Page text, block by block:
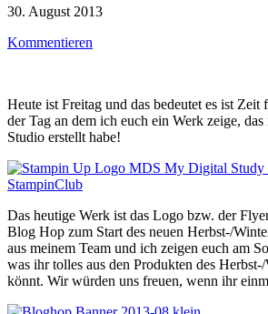
30. August 2013
Kommentieren
Heute ist Freitag und das bedeutet es ist
der Tag an dem ich euch ein Werk zeige,
Studio erstellt habe!
Das heutige Werk ist das Logo bzw. der
Blog Hop zum Start des neuen Herbst-/
aus meinem Team und ich zeigen euch am
was ihr tolles aus den Produkten des
könnt. Wir würden uns freuen, wenn ihr